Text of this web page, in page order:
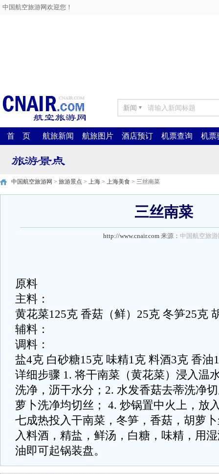
中国航空旅游网欢迎您！
新闻 ▼
首 页 航旅新闻 航旅图片 酒店预订 机票查询 机票
中国航空旅游网 > 旅游景点 > 上海 > 上海美食 > 三丝南菜
三丝南菜
http://www.cnair.com 来源： 中国航空旅
原料
主料：
黄花菜125克 香菇（鲜）25克 冬笋25克
辅料：
调料：
盐4克 白砂糖15克 味精1克 料酒3克 香油
详细步骤 1. 将干南菜（黄花菜）浸入温
洗净，沥干水分；2. 水发香菇去蒂洗净
萝卜洗净均切丝； 4. 炒锅置中火上，放
七成热投入干南菜，冬笋，香菇，胡萝
入料酒，精盐，鲜汤，白糖，味精，用
油即可起锅装盘。